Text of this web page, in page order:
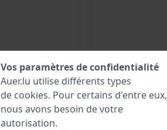
Vos paramètres de confidentialité
Auer.lu utilise différents types
de cookies. Pour certains d'entre eux,
nous avons besoin de votre
autorisation.